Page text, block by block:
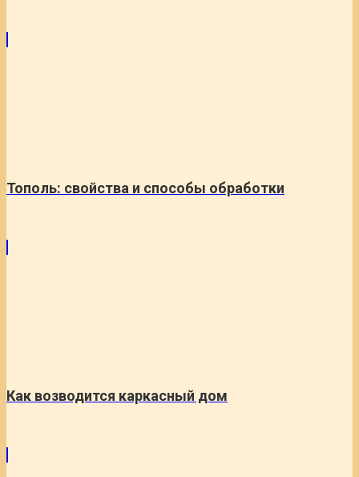
Тополь: свойства и способы обработки
Как возводится каркасный дом